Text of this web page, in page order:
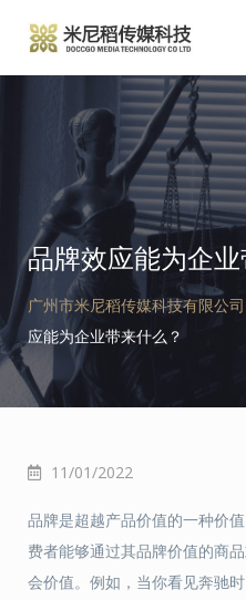
到
品牌效应能为企
广州市米尼稻传媒科技有限公司
应能为企业带来什么？
11/01/2022
品牌是超越产品价值的一种价
费者能够通过其品牌价值的商
会价值。例如，当你看见奔驰